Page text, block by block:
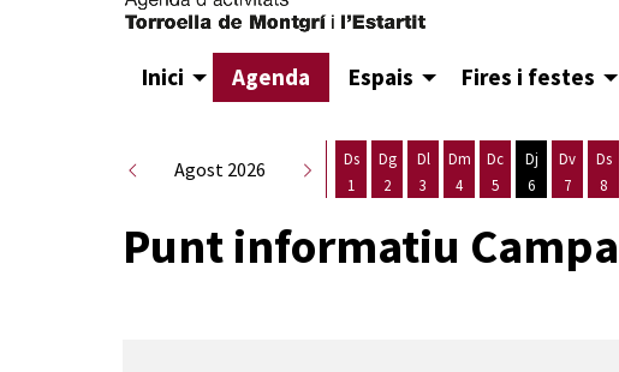
Inici Agenda Espais Fires i festes
Agost 2026
Ds
1
Dg
2
Dl
3
Dm
4
Dc
5
Dj
6
Dv
7
Ds
8
Punt informatiu